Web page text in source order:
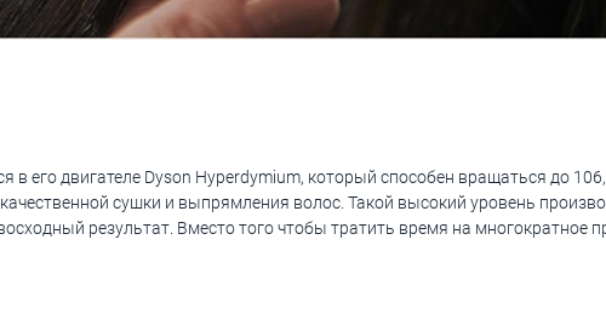
его двигателе Dyson Hyperdymium, который способен вращаться до
сушки и выпрямления волос. Такой высокий уровень
результат. Вместо того чтобы тратить время на многократное